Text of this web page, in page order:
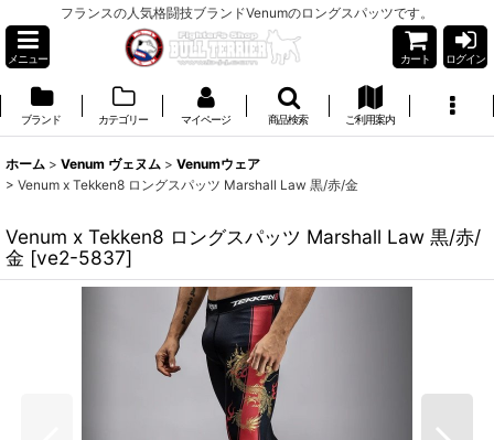
フランスの人気格闘技ブランドVenumのロングスパッツです。
メニュー カート ログイン
ブランド カテゴリー マイページ 商品検索 ご利用案内
ホーム > Venum ヴェヌム > Venumウェア
> Venum x Tekken8 ロングスパッツ Marshall Law 黒/赤/金
Venum x Tekken8 ロングスパッツ Marshall Law 黒/赤/
金 [ve2-5837]